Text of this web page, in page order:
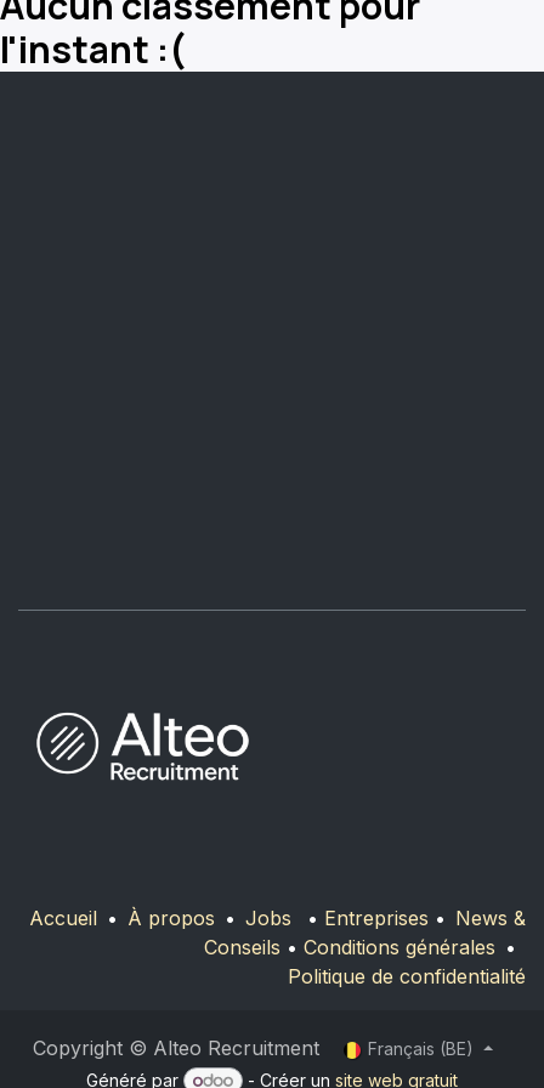
l'instant :(
Accueil • À propos • Jobs • Entreprises • News &
Conseils • Conditions générales •
Politique de confidentialité
Copyright © Alteo Recruitment
Français (BE)
Généré par
- Créer un site web gratuit